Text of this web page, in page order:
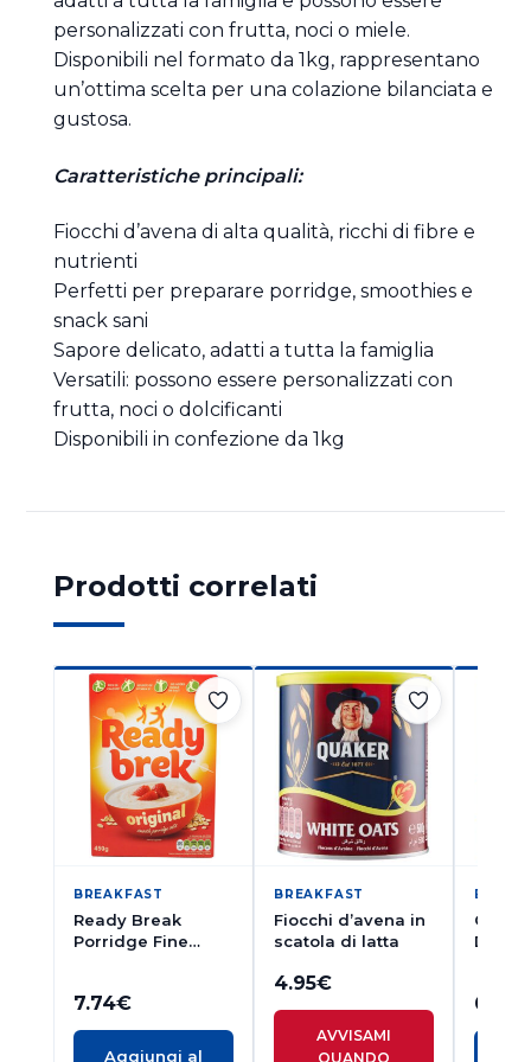
personalizzati con frutta, noci o miele.
Disponibili nel formato da 1kg, rappresentano
un’ottima scelta per una colazione bilanciata e
gustosa.
Caratteristiche principali:
Fiocchi d’avena di alta qualità, ricchi di fibre e
nutrienti
Perfetti per preparare porridge, smoothies e
snack sani
Sapore delicato, adatti a tutta la famiglia
Versatili: possono essere personalizzati con
frutta, noci o dolcificanti
Disponibili in confezione da 1kg
Prodotti correlati
BREAKFAST
Ready Break
Porridge Fine
7.74€
Aggiungi al
BREAKFAST
Fiocchi d’avena in
scatola di latta
4.95€
AVVISAMI
QUANDO
DI
6.56